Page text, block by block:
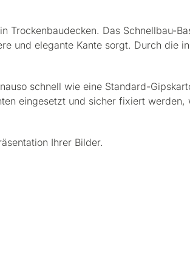
Trockenbaudecken. Das Schnellbau-
und elegante Kante sorgt. Durch die
schnell wie eine Standard-
eingesetzt und sicher fixiert
Ihrer Bilder.